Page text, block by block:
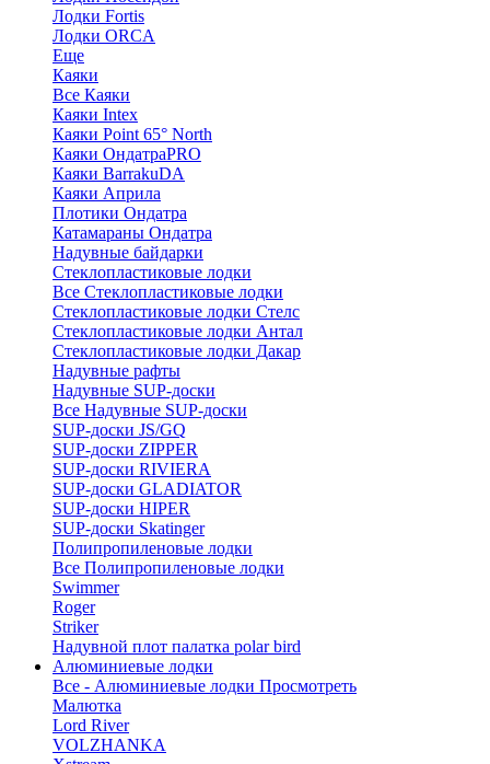
Лодки Fortis
Лодки ORCA
Еще
Каяки
Все Каяки
Каяки Intex
Каяки Point 65° North
Каяки ОндатраPRO
Каяки BarrakuDA
Каяки Априла
Плотики Ондатра
Катамараны Ондатра
Надувные байдарки
Стеклопластиковые лодки
Все Стеклопластиковые лодки
Стеклопластиковые лодки Стелс
Стеклопластиковые лодки Антал
Стеклопластиковые лодки Дакар
Надувные рафты
Надувные SUP-доски
Все Надувные SUP-доски
SUP-доски JS/GQ
SUP-доски ZIPPER
SUP-доски RIVIERA
SUP-доски GLADIATOR
SUP-доски HIPER
SUP-доски Skatinger
Полипропиленовые лодки
Все Полипропиленовые лодки
Swimmer
Roger
Striker
Надувной плот палатка polar bird
Алюминиевые лодки
Все - Алюминиевые лодки Просмотреть
Малютка
Lord River
VOLZHANKA